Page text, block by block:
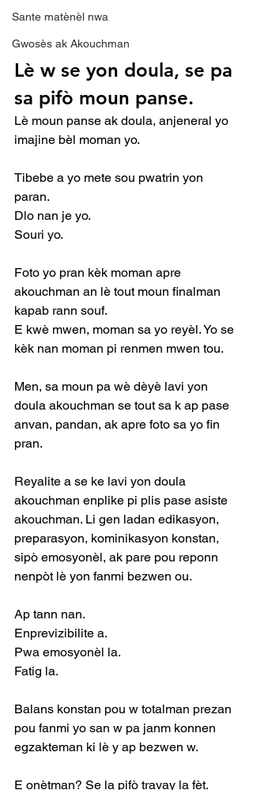
Sante matènèl nwa
Gwosès ak Akouchman
Lè w se yon doula, se pa
sa pifò moun panse.
Lè moun panse ak doula, anjeneral yo
imajine bèl moman yo.
Tibebe a yo mete sou pwatrin yon
paran.
Dlo nan je yo.
Souri yo.
Foto yo pran kèk moman apre
akouchman an lè tout moun finalman
kapab rann souf.
E kwè mwen, moman sa yo reyèl. Yo se
kèk nan moman pi renmen mwen tou.
Men, sa moun pa wè dèyè lavi yon
doula akouchman se tout sa k ap pase
anvan, pandan, ak apre foto sa yo fin
pran.
Reyalite a se ke lavi yon doula
akouchman enplike pi plis pase asiste
akouchman. Li gen ladan edikasyon,
preparasyon, kominikasyon konstan,
sipò emosyonèl, ak pare pou reponn
nenpòt lè yon fanmi bezwen ou.
Ap tann nan.
Enprevizibilite a.
Pwa emosyonèl la.
Fatig la.
Balans konstan pou w totalman prezan
pou fanmi yo san w pa janm konnen
egzakteman ki lè y ap bezwen w.
E onètman? Se la pifò travay la fèt.